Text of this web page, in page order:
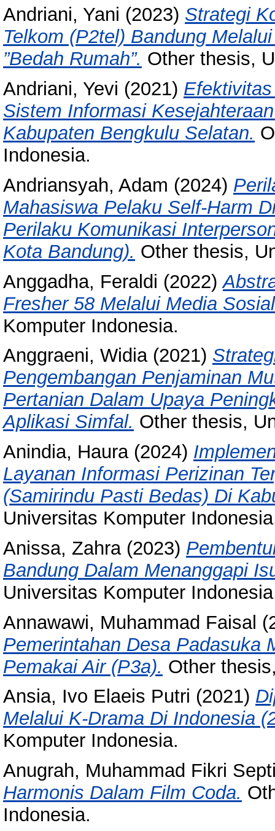
Andriani, Yani (2023) Strategi
Telkom (P2tel) Bandung
”Bedah Rumah”. Other thesis,
Andriani, Yevi (2021)
Sistem Informasi
Kabupaten Bengkulu Selatan.
Indonesia.
Andriansyah, Adam (2024)
Mahasiswa Pelaku Self-Harm
Perilaku Komunikasi
Kota Bandung). Other thesis,
Anggadha, Feraldi (2022)
Fresher 58 Melalui Media
Komputer Indonesia.
Anggraeni, Widia(2021)
Pengembangan Penjaminan
Pertanian Dalam Upaya
Aplikasi Simfal. Other thesis,
Anindia, Haura(2024)
Layanan Informasi Perizinan
(Samirindu Pasti Bedas) Di
Universitas Komputer
Anissa, Zahra(2023)
Bandung Dalam Menanggapi
Universitas Komputer
Annawawi, Muhammad Faisal
Pemerintahan Desa Padasuka
Pemakai Air (P3a). Other
Ansia, Ivo Elaeis Putri (2021)
Melalui K-Drama Di Indonesia
Komputer Indonesia.
Anugrah, Muhammad Fikri
Harmonis Dalam Film Coda.
Indonesia.